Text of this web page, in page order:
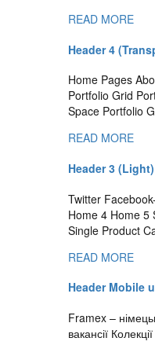
READ MORE
Header 4
Home Pages
Portfolio Grid
Space Portfolio
READ MORE
Header 3 (Light)
Twitter
Home 4 Home 5
Single Product
READ MORE
Header Mobile
Framex –
вакансії